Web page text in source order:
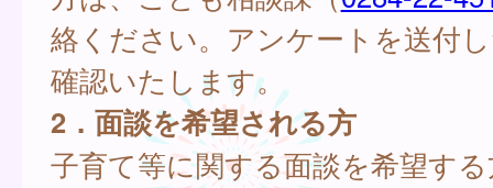
絡ください。アンケートを送付
確認いたします。
2．面談を希望される方
子育て等に関する面談を希望す